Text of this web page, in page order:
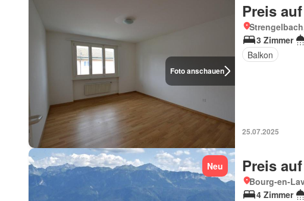
Foto anschauen
Preis
3 Zimmer
Balkon
25.07.2025
Neu Preis
Bourg-en-
4 Zimmer